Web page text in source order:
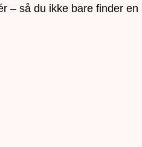
– så du ikke bare finder en